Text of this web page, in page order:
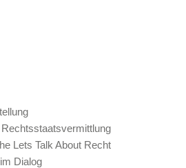
Lets Talk About Recht
Dialog